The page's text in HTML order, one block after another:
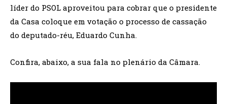
líder do PSOL aproveitou para cobrar que o presidente
da Casa coloque em votação o processo de cassação
do deputado-réu, Eduardo Cunha.
Confira, abaixo, a sua fala no plenário da Câmara.